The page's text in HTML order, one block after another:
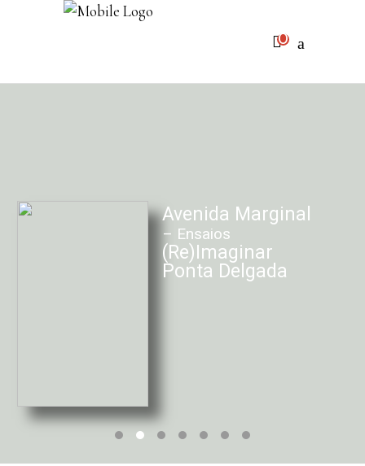
0
Avenida Marginal
– Ensaios
(Re)Imaginar
Ponta Delgada